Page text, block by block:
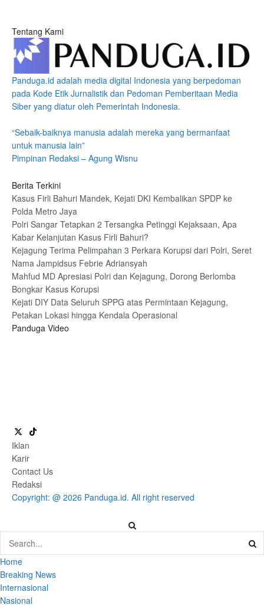
Tentang Kami
Panduga.id adalah media digital Indonesia yang berpedoman
pada Kode Etik Jurnalistik dan Pedoman Pemberitaan Media
Siber yang diatur oleh Pemerintah Indonesia.
“Sebaik-baiknya manusia adalah mereka yang bermanfaat
untuk manusia lain”
Pimpinan Redaksi – Agung Wisnu
Berita Terkini
Kasus Firli Bahuri Mandek, Kejati DKI Kembalikan SPDP ke
Polda Metro Jaya
Polri Sangar Tetapkan 2 Tersangka Petinggi Kejaksaan, Apa
Kabar Kelanjutan Kasus Firli Bahuri?
Kejagung Terima Pelimpahan 3 Perkara Korupsi dari Polri, Seret
Nama Jampidsus Febrie Adriansyah
Mahfud MD Apresiasi Polri dan Kejagung, Dorong Berlomba
Bongkar Kasus Korupsi
Kejati DIY Data Seluruh SPPG atas Permintaan Kejagung,
Petakan Lokasi hingga Kendala Operasional
Panduga Video
Iklan
Karir
Contact Us
Redaksi
Copyright: @ 2026 Panduga.id. All right reserved
Home
Breaking News
Internasional
Nasional